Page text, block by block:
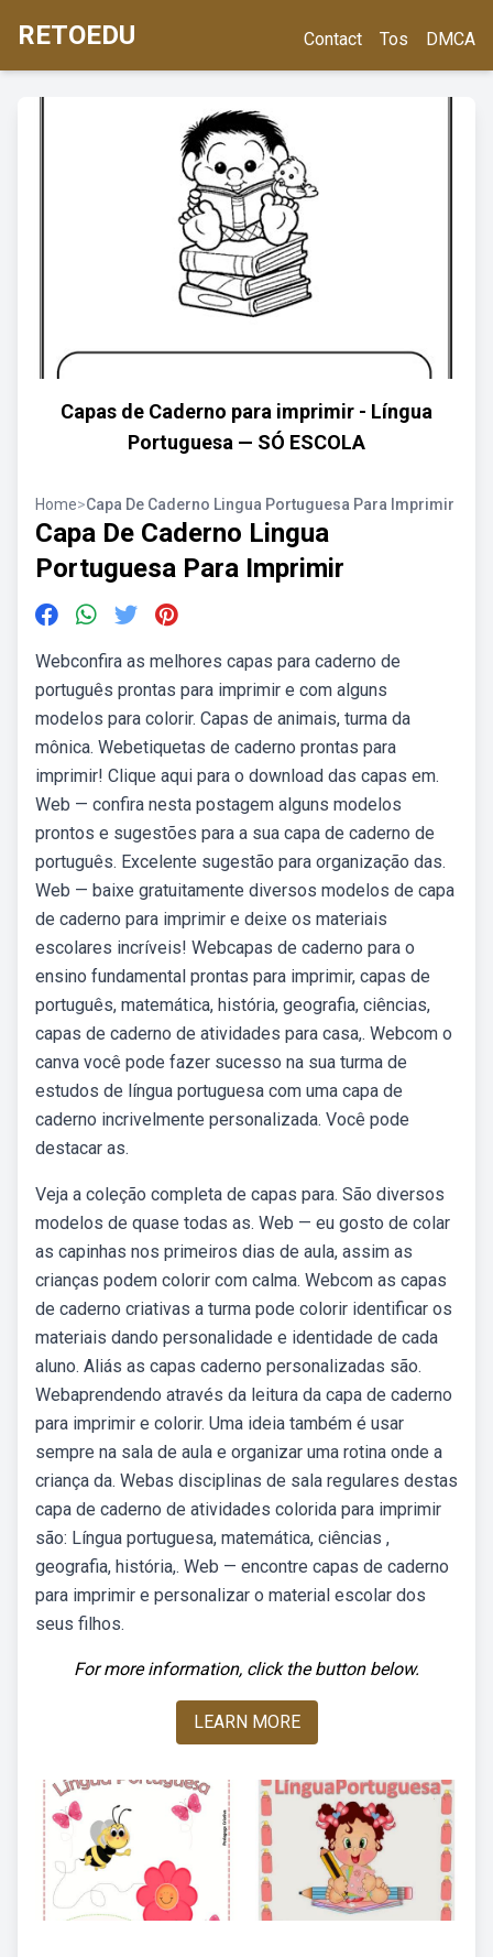
RETOEDU Contact Tos DMCA
Capas de Caderno para imprimir - Língua
Portuguesa — SÓ ESCOLA
Home>Capa De Caderno Lingua Portuguesa Para Imprimir
Capa De Caderno Lingua
Portuguesa Para Imprimir
Webconfira as melhores capas para caderno de
português prontas para imprimir e com alguns
modelos para colorir. Capas de animais, turma da
mônica. Webetiquetas de caderno prontas para
imprimir! Clique aqui para o download das capas em.
Web — confira nesta postagem alguns modelos
prontos e sugestões para a sua capa de caderno de
português. Excelente sugestão para organização das.
Web — baixe gratuitamente diversos modelos de capa
de caderno para imprimir e deixe os materiais
escolares incríveis! Webcapas de caderno para o
ensino fundamental prontas para imprimir, capas de
português, matemática, história, geografia, ciências,
capas de caderno de atividades para casa,. Webcom o
canva você pode fazer sucesso na sua turma de
estudos de língua portuguesa com uma capa de
caderno incrivelmente personalizada. Você pode
destacar as.
Veja a coleção completa de capas para. São diversos
modelos de quase todas as. Web — eu gosto de colar
as capinhas nos primeiros dias de aula, assim as
crianças podem colorir com calma. Webcom as capas
de caderno criativas a turma pode colorir identificar os
materiais dando personalidade e identidade de cada
aluno. Aliás as capas caderno personalizadas são.
Webaprendendo através da leitura da capa de caderno
para imprimir e colorir. Uma ideia também é usar
sempre na sala de aula e organizar uma rotina onde a
criança da. Webas disciplinas de sala regulares destas
capa de caderno de atividades colorida para imprimir
são: Língua portuguesa, matemática, ciências ,
geografia, história,. Web — encontre capas de caderno
para imprimir e personalizar o material escolar dos
seus filhos.
For more information, click the button below.
LEARN MORE